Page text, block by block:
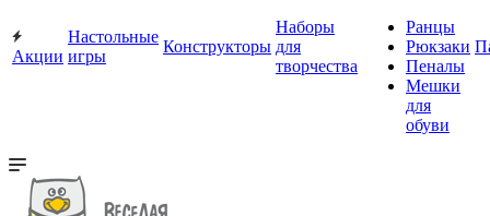
Акции
Настольные
игры
Конструкторы
Наборы
для
творчества
Ранцы
Рюкзаки
Пеналы
Мешки
для
обуви